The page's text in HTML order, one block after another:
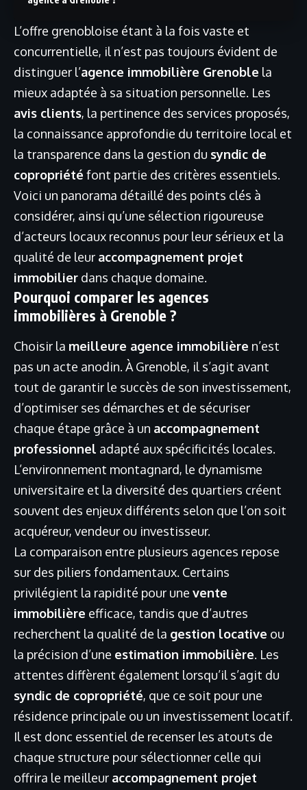
L’offre grenobloise étant à la fois vaste et
concurrentielle, il n’est pas toujours évident de
distinguer l’agence immobilière Grenoble la
mieux adaptée à sa situation personnelle. Les
avis clients, la pertinence des services proposés,
la connaissance approfondie du territoire local et
la transparence dans la gestion du syndic de
copropriété font partie des critères essentiels.
Voici un panorama détaillé des points clés à
considérer, ainsi qu’une sélection rigoureuse
d’acteurs locaux reconnus pour leur sérieux et la
qualité de leur accompagnement projet
immobilier dans chaque domaine.
Pourquoi comparer les agences
immobilières à Grenoble ?
Choisir la meilleure agence immobilière n’est
pas un acte anodin. À Grenoble, il s’agit avant
tout de garantir le succès de son investissement,
d’optimiser ses démarches et de sécuriser
chaque étape grâce à un accompagnement
professionnel adapté aux spécificités locales.
L’environnement montagnard, le dynamisme
universitaire et la diversité des quartiers créent
souvent des enjeux différents selon que l’on soit
acquéreur, vendeur ou investisseur.
La comparaison entre plusieurs agences repose
sur des piliers fondamentaux. Certains
privilégient la rapidité pour une vente
immobilière efficace, tandis que d’autres
recherchent la qualité de la gestion locative ou
la précision d’une estimation immobilière. Les
attentes diffèrent également lorsqu’il s’agit du
syndic de copropriété, que ce soit pour une
résidence principale ou un investissement locatif.
Il est donc essentiel de recenser les atouts de
chaque structure pour sélectionner celle qui
offrira le meilleur accompagnement projet